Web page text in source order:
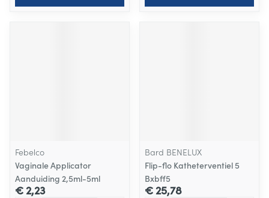
Febelco
Vaginale Applicator
Aanduiding 2,5ml-5ml
€ 2,23
Bard BENELUX
Flip-flo Katheterventiel 5
Bxbff5
€ 25,78